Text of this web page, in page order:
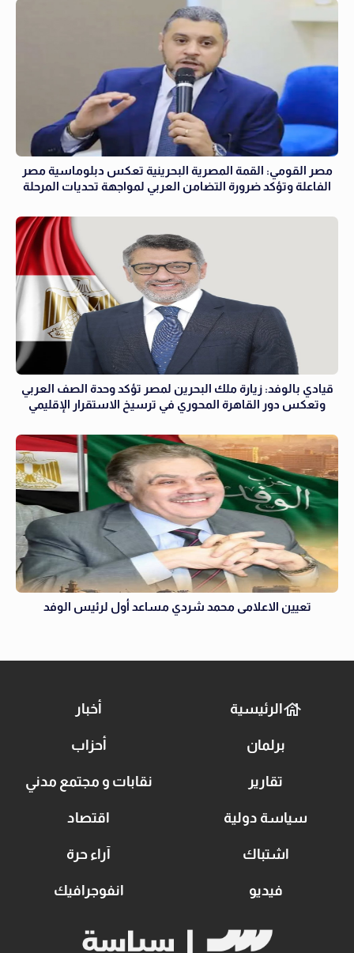
مصر القومي: القمة المصرية البحرينية تعكس دبلوماسية مصر
الفاعلة وتؤكد ضرورة التضامن العربي لمواجهة تحديات المرحلة
قيادي بالوفد: زيارة ملك البحرين لمصر تؤكد وحدة الصف العربي
وتعكس دور القاهرة المحوري في ترسيخ الاستقرار الإقليمي
تعيين الاعلامى محمد شردي مساعد أول لرئيس الوفد
الرئيسية أخبار
برلمان أحزاب
تقارير نقابات و مجتمع مدني
سياسة دولية اقتصاد
اشتباك آراء حرة
فيديو انفوجرافيك